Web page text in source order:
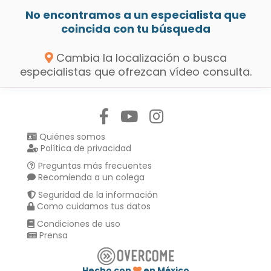
No encontramos a un especialista que
coincida con tu búsqueda
Cambia la localización o busca
especialistas que ofrezcan vídeo consulta.
Quiénes somos
Política de privacidad
Preguntas más frecuentes
Recomienda a un colega
Seguridad de la información
Como cuidamos tus datos
Condiciones de uso
Prensa